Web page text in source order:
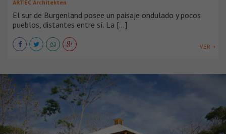
ARTEC Architekten
El sur de Burgenland posee un paisaje ondulado y pocos
pueblos, distantes entre sí. La [...]
VER +